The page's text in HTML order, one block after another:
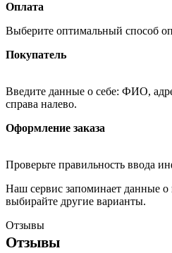
Оплата
Выберите оптимальный способ
Покупатель
Введите данные о себе: ФИО,
справа налево.
Оформление заказа
Проверьте правильность ввода
Наш сервис запоминает данные о
выбирайте другие варианты.
Отзывы
Отзывы